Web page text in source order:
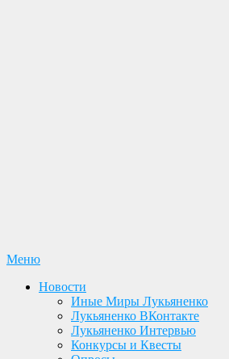
Перейти
содержимому
Меню
Новости
Иные Миры Лукьяненко
Лукьяненко ВКонтакте
Лукьяненко Интервью
Конкурсы и Квесты